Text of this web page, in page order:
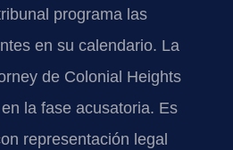
programa las
en su calendario. La
de Colonial Heights
la fase acusatoria. Es
representación legal